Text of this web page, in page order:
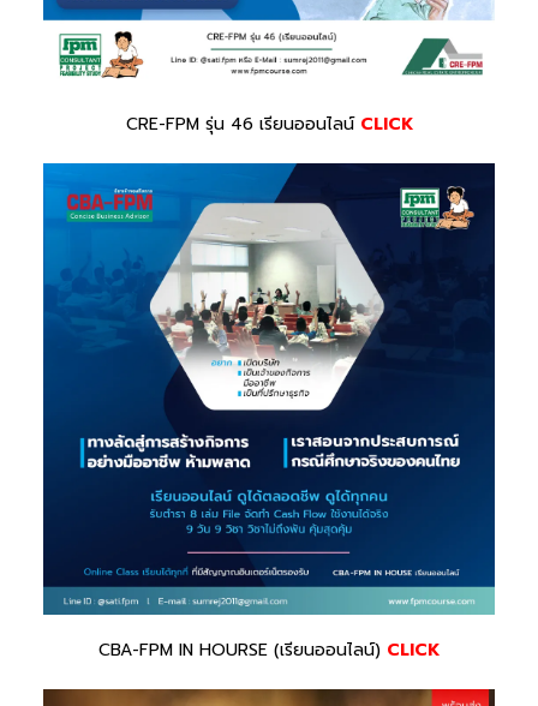
CRE-FPM รุ่น 46 เรียนออนไลน์ CLICK
CBA-FPM IN HOURSE (เรียนออนไลน์) CLICK